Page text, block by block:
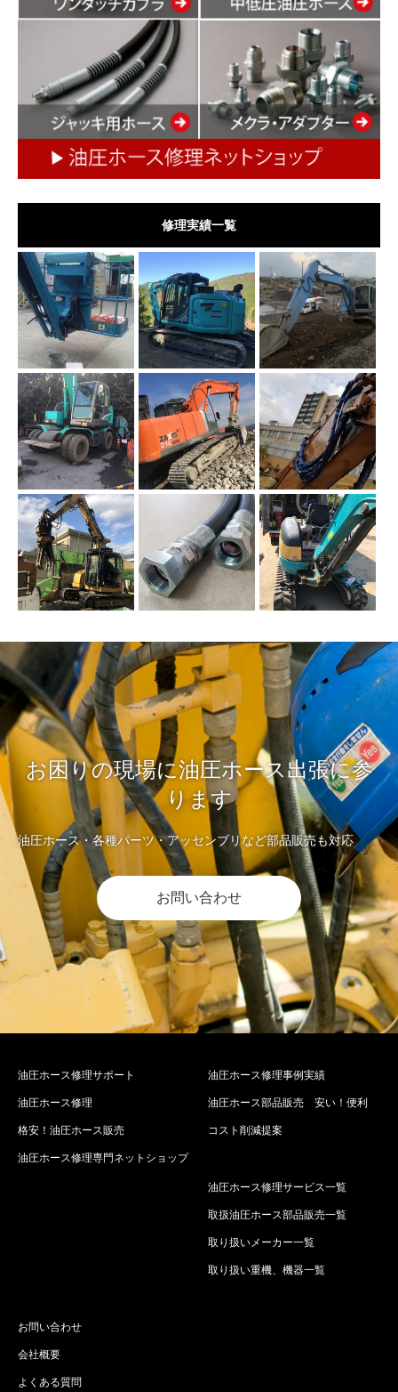
修理実績一覧
お困りの現場に油圧ホース出張に参
ります
油圧ホース・各種パーツ・アッセンブリなど部品販売も対応
お問い合わせ
油圧ホース修理サポート
油圧ホース修理
格安！油圧ホース販売
油圧ホース修理専門ネットショップ
油圧ホース修理事例実績
油圧ホース部品販売 安い！便利
コスト削減提案
油圧ホース修理サービス一覧
取扱油圧ホース部品販売一覧
取り扱いメーカー一覧
取り扱い重機、機器一覧
お問い合わせ
会社概要
よくある質問